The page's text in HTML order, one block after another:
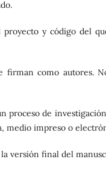
y código del
firman como autores.
proceso de
medio impreso o
versión final del